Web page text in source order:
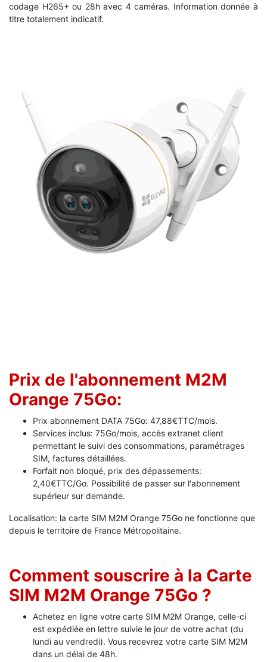
codage H265+ ou 28h avec 4 caméras. Information donnée à
titre totalement indicatif.
Prix de l'abonnement M2M
Orange 75Go:
Prix abonnement DATA 75Go: 47,88€TTC/mois.
Services inclus: 75Go/mois, accès extranet client
permettant le suivi des consommations, paramétrages
SIM, factures détaillées.
Forfait non bloqué, prix des dépassements:
2,40€TTC/Go. Possibilité de passer sur l'abonnement
supérieur sur demande.
Localisation: la carte SIM M2M Orange 75Go ne fonctionne que
depuis le territoire de France Métropolitaine.
Comment souscrire à la Carte
SIM M2M Orange 75Go ?
Achetez en ligne votre carte SIM M2M Orange, celle-ci
est expédiée en lettre suivie le jour de votre achat (du
lundi au vendredi). Vous recevrez votre carte SIM M2M
dans un délai de 48h.